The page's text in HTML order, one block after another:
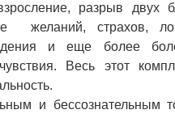
разрыв двух
желаний, страхов,
и еще более
Весь этот
и бессознательным